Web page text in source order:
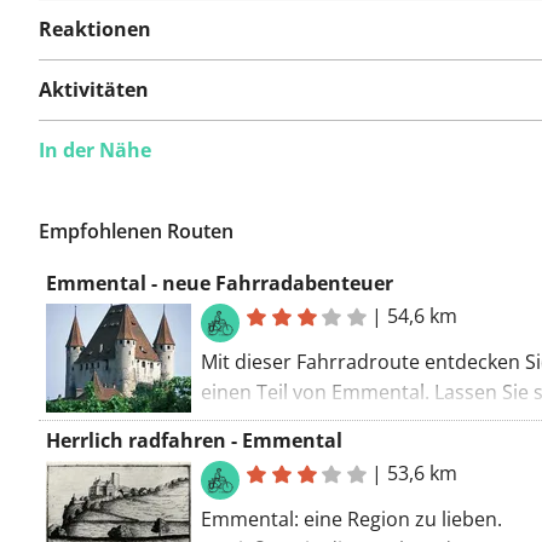
Reaktionen
Aktivitäten
In der Nähe
Empfohlenen Routen
Emmental - neue Fahrradabenteuer
| 54,6 km
Mit dieser Fahrradroute entdecken
einen Teil von Emmental. Lassen Sie
während dieser Route von einem
imposanten Bauwerk überraschen
Spittel). Wenig Chancen, dass Sie
dieser Route viel Autos sehen.
Herrlich radfahren - Emmental
| 53,6 km
Emmental: eine Region zu lieben.